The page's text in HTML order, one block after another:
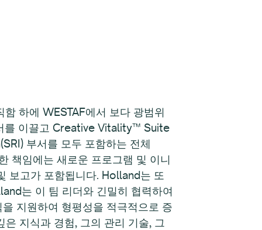
하에 WESTAF에서 보다 광범위
를 이끌고 Creative Vitality™ Suite
부서를 모두 포함하는 전체
책임에는 새로운 프로그램 및 이니
보고가 포함됩니다. Holland는 또
는 이 팀 리더와 긴밀히 협력하여
지원하여 형평성을 적극적으로 증
지식과 경험, 그의 관리 기술, 그